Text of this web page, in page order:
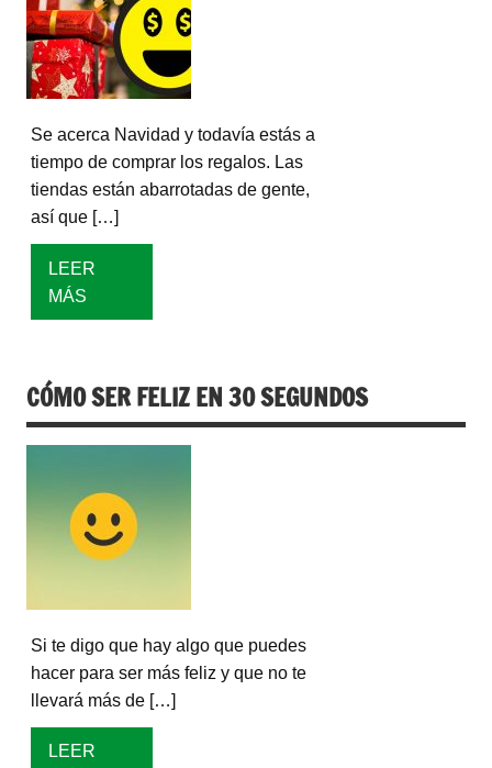
Se acerca Navidad y todavía estás a
tiempo de comprar los regalos. Las
tiendas están abarrotadas de gente,
así que […]
LEER
MÁS
CÓMO SER FELIZ EN 30 SEGUNDOS
Si te digo que hay algo que puedes
hacer para ser más feliz y que no te
llevará más de […]
LEER